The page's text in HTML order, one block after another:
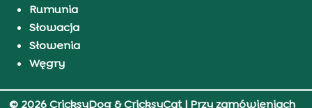
Rumunia
Słowacja
Słowenia
Węgry
© 2026 CricksyDog & CricksyCat| Przy zamówieniach